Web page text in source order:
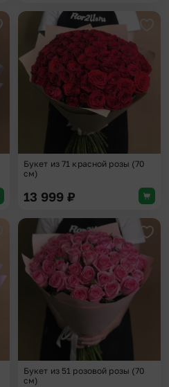
Добавить в избранное
Букет из 71 красной розы (70
см)
13 999 ₽
Добавить в избранное
Букет из 51 розовой розы (70
см)